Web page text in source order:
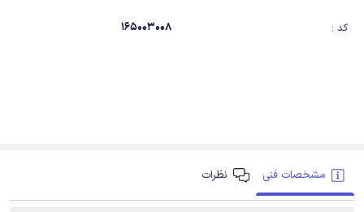
کد : 165003008
مشخصات فنی نظرات